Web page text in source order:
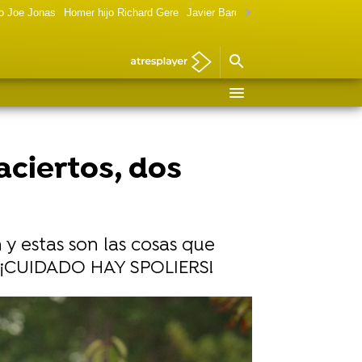
Joe Jonas Homer hijo Richard Gere Javier Bardem política
dos
estas son las cosas que
HAY SPOLIERS!
Swindells (Adam)